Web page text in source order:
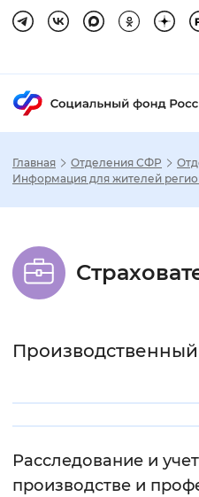
Нормальный
Главная Отделения СФР
Информация для жителей
Расследование и
производстве и